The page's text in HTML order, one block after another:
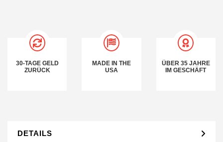
30-TAGE GELD
ZURÜCK
MADE IN THE
USA
ÜBER 35 JAHRE
IM GESCHÄFT
DETAILS